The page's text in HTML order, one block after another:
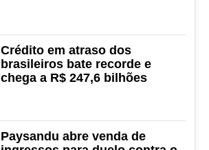
Crédito em atraso dos
brasileiros bate recorde e
chega a R$ 247,6 bilhões
Paysandu abre venda de